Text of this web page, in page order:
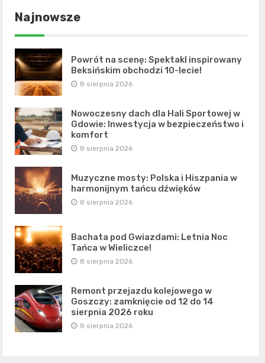
Najnowsze
Powrót na scenę: Spektakl inspirowany
Beksińskim obchodzi 10-lecie!
8 sierpnia 2026
Nowoczesny dach dla Hali Sportowej w
Gdowie: Inwestycja w bezpieczeństwo i
komfort
8 sierpnia 2026
Muzyczne mosty: Polska i Hiszpania w
harmonijnym tańcu dźwięków
8 sierpnia 2026
Bachata pod Gwiazdami: Letnia Noc
Tańca w Wieliczce!
8 sierpnia 2026
Remont przejazdu kolejowego w
Goszczy: zamknięcie od 12 do 14
sierpnia 2026 roku
8 sierpnia 2026